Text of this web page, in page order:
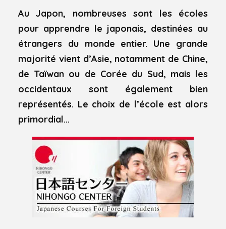
Au Japon, nombreuses sont les écoles
pour apprendre le japonais, destinées au
étrangers du monde entier. Une grande
majorité vient d’Asie, notamment de Chine,
de Taïwan ou de Corée du Sud, mais les
occidentaux sont également bien
représentés. Le choix de l’école est alors
primordial…